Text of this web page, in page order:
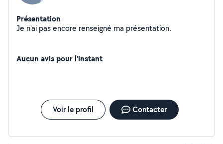
Présentation
Je n'ai pas encore renseigné ma présentation.
Aucun avis pour l'instant
Voir le profil Contacter